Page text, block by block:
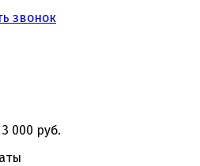
звонок
000 руб.